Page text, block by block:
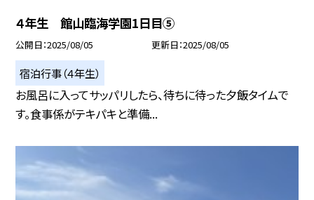
４年生 館山臨海学園1日目⑤
公開日 2025/08/05 更新日 2025/08/05
宿泊行事（４年生）
お風呂に入ってサッパリしたら、待ちに待った夕飯タイムで
す。食事係がテキパキと準備...